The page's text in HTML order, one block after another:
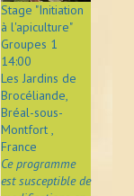
Stage "Initiation
à l'apiculture"
Groupes 1
14:00
Les Jardins de
Brocéliande,
Bréal-sous-
Montfort ,
France
Ce programme
est susceptible de